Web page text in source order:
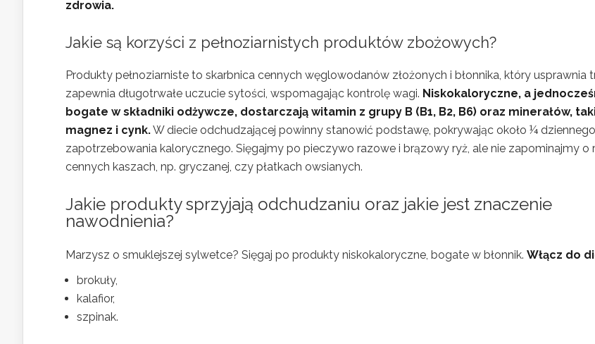
zdrowia.
Jakie są korzyści z pełnoziarnistych produktów zbożowych?
Produkty pełnoziarniste to skarbnica cennych węglowodanów złożonych i błonnika, który usprawnia
zapewnia długotrwałe uczucie sytości, wspomagając kontrolę wagi. Niskokaloryczne, a
bogate w składniki odżywcze, dostarczają witamin z grupy B (B1, B2, B6) oraz minerałów,
magnez i cynk.W diecie odchudzającej powinny stanowić podstawę, pokrywając około ¼ dziennego
zapotrzebowania kalorycznego. Sięgajmy po pieczywo razowe i brązowy ryż, ale nie zapominajmy o
cennych kaszach, np. gryczanej, czy płatkach owsianych.
Jakie produkty sprzyjają odchudzaniu oraz jakie jest znaczenie
nawodnienia?
Marzysz o smuklejszej sylwetce? Sięgaj po produkty niskokaloryczne, bogate w błonnik. Włącz do
brokuły,
kalafior,
szpinak.